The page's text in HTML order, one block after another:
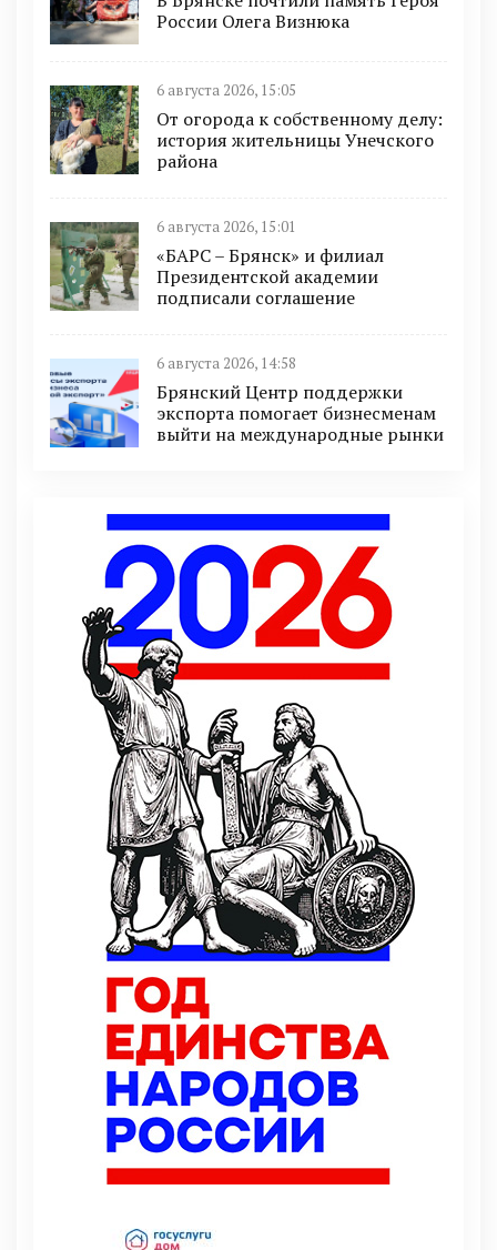
России Олега Визнюка
6 августа 2026, 15:05
От огорода к собственному делу:
история жительницы Унечского
района
6 августа 2026, 15:01
«БАРС – Брянск» и филиал
Президентской академии
подписали соглашение
6 августа 2026, 14:58
Брянский Центр поддержки
экспорта помогает бизнесменам
выйти на международные рынки